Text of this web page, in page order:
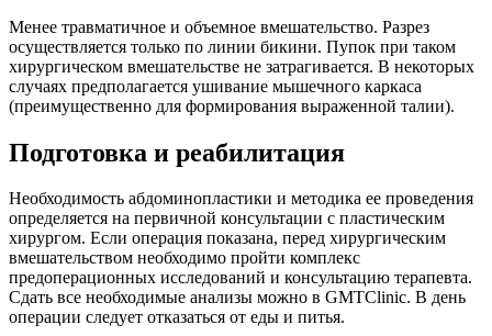
Менее травматичное и объемное вмешательство. Разрез
осуществляется только по линии бикини. Пупок при таком
хирургическом вмешательстве не затрагивается. В некоторых
случаях предполагается ушивание мышечного каркаса
(преимущественно для формирования выраженной талии).
Подготовка и реабилитация
Необходимость абдоминопластики и методика ее проведения
определяется на первичной консультации с пластическим
хирургом. Если операция показана, перед хирургическим
вмешательством необходимо пройти комплекс
предоперационных исследований и консультацию терапевта.
Сдать все необходимые анализы можно в GMTClinic. В день
операции следует отказаться от еды и питья.